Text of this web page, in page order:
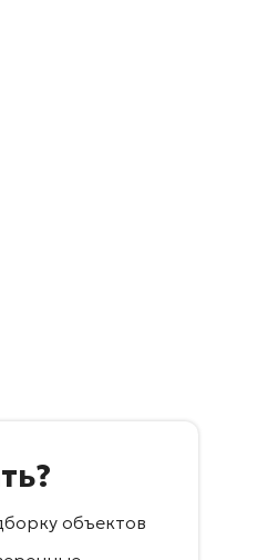
объектов